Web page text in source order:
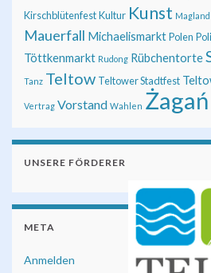
KirschblütenfestKultur Kunst Magland
Mauerfall MichaelismarktPolen
Töttkenmarkt Rudong Rübchentorte
Tanz Teltow Teltower Stadtfest
Vertrag Vorstand Wahlen Żagań
UNSERE FÖRDERER
META
Anmelden